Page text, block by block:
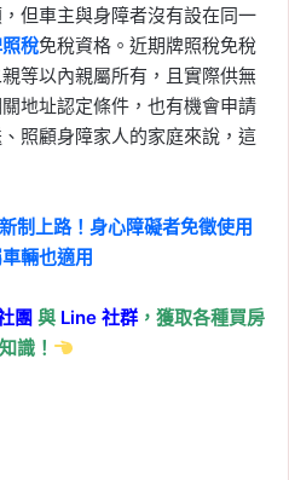
但車主與身障者沒有設在同一
稅免稅資格。近期牌照稅免稅
等以內親屬所有，且實際供無
地址認定條件，也有機會申請
照顧身障家人的家庭來說，這
制上路！身心障礙者免徵使用
輛也適用
團與 Line社群 ，獲取各種買房
識！